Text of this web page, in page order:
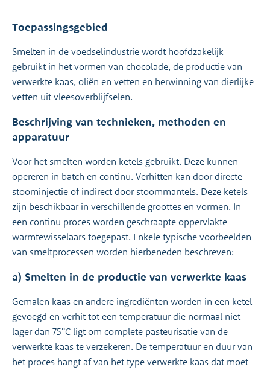
Toepassingsgebied
Smelten in de voedselindustrie wordt hoofdzakelijk
gebruikt in het vormen van chocolade, de productie van
verwerkte kaas, oliën en vetten en herwinning van dierlijke
vetten uit vleesoverblijfselen.
Beschrijving van technieken, methoden en
apparatuur
Voor het smelten worden ketels gebruikt. Deze kunnen
opereren in batch en continu. Verhitten kan door directe
stoominjectie of indirect door stoommantels. Deze ketels
zijn beschikbaar in verschillende groottes en vormen. In
een continu proces worden geschraapte oppervlakte
warmtewisselaars toegepast. Enkele typische voorbeelden
van smeltprocessen worden hierbeneden beschreven:
a) Smelten in de productie van verwerkte kaas
Gemalen kaas en andere ingrediënten worden in een ketel
gevoegd en verhit tot een temperatuur die normaal niet
lager dan 75°C ligt om complete pasteurisatie van de
verwerkte kaas te verzekeren. De temperatuur en duur van
het proces hangt af van het type verwerkte kaas dat moet